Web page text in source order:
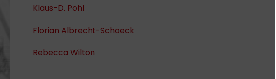
Klaus-D. Pohl
Florian Albrecht-Schoeck
Rebecca Wilton